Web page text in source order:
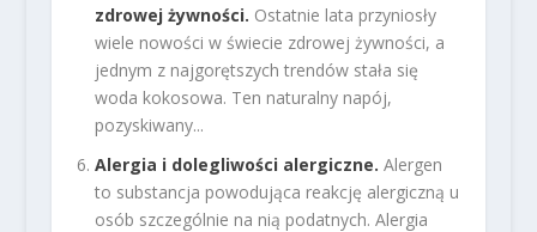
zdrowej żywności. Ostatnie lata przyniosły
wiele nowości w świecie zdrowej żywności, a
jednym z najgorętszych trendów stała się
woda kokosowa. Ten naturalny napój,
pozyskiwany...
Alergia i dolegliwości alergiczne. Alergen
to substancja powodująca reakcję alergiczną u
osób szczególnie na nią podatnych. Alergia